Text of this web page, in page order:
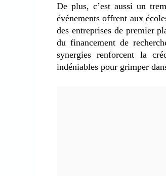
De plus, c’est aussi un
événements offrent aux
des entreprises de premier
du financement de
synergies renforcent la
indéniables pour grimper